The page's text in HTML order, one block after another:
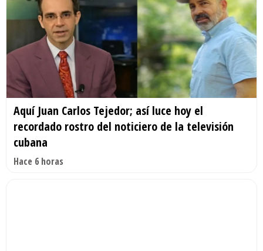
Aquí Juan Carlos Tejedor; así luce hoy el
recordado rostro del noticiero de la televisión
cubana
Hace 6 horas